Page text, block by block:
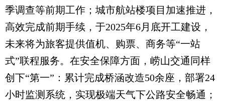
季调查等前期工作；城市航站楼项目加速推进，
高效完成前期手续，于2025年6月底开工建设，
未来将为旅客提供值机、购票、商务等“一站
式”联程服务。在安全保障方面，崂山交通同样
创下“第一”：累计完成桥涵改造50余座，部署24
小时监测系统，实现极端天气下公路安全畅通；